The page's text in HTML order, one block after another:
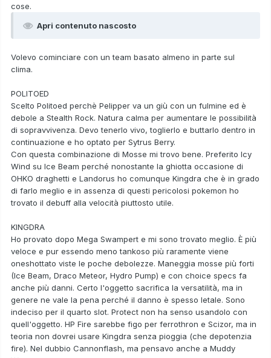
cose.
Apri contenuto nascosto
Volevo cominciare con un team basato almeno in parte sul
clima.
POLITOED
Scelto Politoed perchè Pelipper va un giù con un fulmine ed è
debole a Stealth Rock. Natura calma per aumentare le possibilità
di sopravvivenza. Devo tenerlo vivo, toglierlo e buttarlo dentro in
continuazione e ho optato per Sytrus Berry.
Con questa combinazione di Mosse mi trovo bene. Preferito Icy
Wind su Ice Beam perché nonostante la ghiotta occasione di
OHKO draghetti e Landorus ho comunque Kingdra che è in grado
di farlo meglio e in assenza di questi pericolosi pokemon ho
trovato il debuff alla velocità piuttosto utile.
KINGDRA
Ho provato dopo Mega Swampert e mi sono trovato meglio. È più
veloce e pur essendo meno tankoso più raramente viene
oneshottato viste le poche debolezze. Maneggia mosse più forti
(Ice Beam, Draco Meteor, Hydro Pump) e con choice specs fa
anche più danni. Certo l'oggetto sacrifica la versatilità, ma in
genere ne vale la pena perché il danno è spesso letale. Sono
indeciso per il quarto slot. Protect non ha senso usandolo con
quell'oggetto. HP Fire sarebbe figo per ferrothron e Scizor, ma in
teoria non dovrei usare Kingdra senza pioggia (che depotenzia
fire). Nel dubbio Cannonflash, ma pensavo anche a Muddy